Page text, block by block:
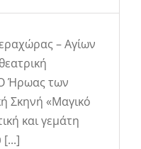
– Αγίων
Ήρωας των
Σκηνή «Μαγικό
και γεμάτη